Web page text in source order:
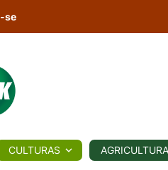
COTAÇÕES NOTÍCIAS
se
CULTURAS AGRICULTURA